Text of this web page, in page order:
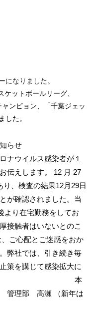
になりました。
ットボールリーグ、
ンピョン、「千葉ジェッ
した。
らせ
ナウイルス感染者が１
伝えします。 12 月 27
、検査の結果12月29日
が確認されました。当
より在宅勤務をしてお
接触者はいないとのこ
ご心配とご迷惑をおか
弊社では、引き続き毎
策を講じて感染拡大に
以 上 本
管理部 高瀬 （新年は